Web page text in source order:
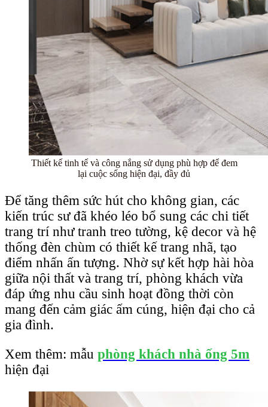
Thiết kế tinh tế và công nắng sử dụng phù hợp để đem
lại cuộc sống hiện đại, đầy đủ
Để tăng thêm sức hút cho không gian, các
kiến trúc sư đã khéo léo bổ sung các chi tiết
trang trí như tranh treo tường, kệ decor và hệ
thống đèn chùm có thiết kế trang nhã, tạo
điểm nhấn ấn tượng. Nhờ sự kết hợp hài hòa
giữa nội thất và trang trí, phòng khách vừa
đáp ứng nhu cầu sinh hoạt đồng thời còn
mang đến cảm giác ấm cúng, hiện đại cho cả
gia đình.
Xem thêm: mẫu phòng khách nhà ống 5m
hiện đại